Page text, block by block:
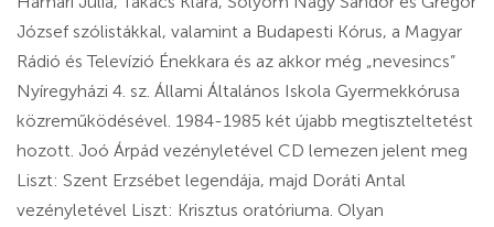
József szólistákkal, valamint a Budapesti Kórus, a Magyar
Rádió és Televízió Énekkara és az akkor még „nevesincs”
Nyíregyházi 4. sz. Állami Általános Iskola Gyermekkórusa
közreműködésével. 1984-1985 két újabb megtiszteltetést
hozott. Joó Árpád vezényletével CD lemezen jelent meg
Liszt: Szent Erzsébet legendája, majd Doráti Antal
vezényletével Liszt: Krisztus oratóriuma. Olyan